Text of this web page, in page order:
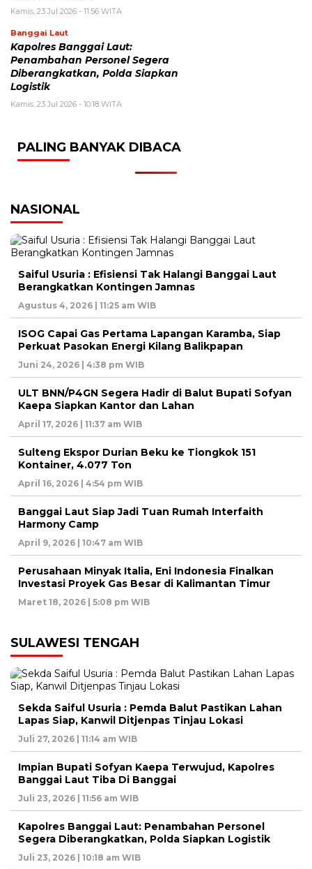
Kamis, 23 Jul 2026 - 11:56 WITA
Banggai Laut
Kapolres Banggai Laut:
Penambahan Personel Segera
Diberangkatkan, Polda Siapkan
Logistik
Kamis, 23 Jul 2026 - 10:18 WITA
PALING BANYAK DIBACA
NASIONAL
Saiful Usuria : Efisiensi Tak Halangi Banggai Laut
Berangkatkan Kontingen Jamnas
Agustus 4, 2026 | 11:25 am WIB
ISOG Capai Gas Pertama Lapangan Karamba, Siap
Perkuat Pasokan Energi Kilang Balikpapan
Juni 24, 2026 | 4:38 pm WIB
ULT BNN/P4GN Segera Hadir di Balut Bupati Sofyan
Kaepa Siapkan Kantor dan Lahan
April 17, 2026 | 11:37 am WIB
Sulteng Ekspor Durian Beku ke Tiongkok 151
Kontainer, 4.077 Ton
April 16, 2026 | 4:54 pm WIB
Banggai Laut Siap Jadi Tuan Rumah Interfaith
Harmony Camp
April 9, 2026 | 10:47 am WIB
Perusahaan Minyak Italia, Eni Indonesia Finalkan
Investasi Proyek Gas Besar di Kalimantan Timur
Maret 18, 2026 | 5:08 pm WIB
SULAWESI TENGAH
Sekda Saiful Usuria : Pemda Balut Pastikan Lahan
Lapas Siap, Kanwil Ditjenpas Tinjau Lokasi
Juli 27, 2026 | 11:14 am WIB
Impian Bupati Sofyan Kaepa Terwujud, Kapolres
Banggai Laut Tiba Di Banggai
Juli 23, 2026 | 11:56 am WIB
Kapolres Banggai Laut: Penambahan Personel
Segera Diberangkatkan, Polda Siapkan Logistik
Juli 23, 2026 | 10:18 am WIB